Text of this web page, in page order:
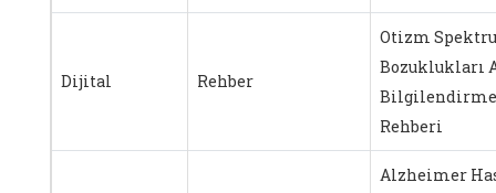
Dijital Rehber
Otizm
Bozuklukları
Bilgilendirme
Rehberi
Alzheimer